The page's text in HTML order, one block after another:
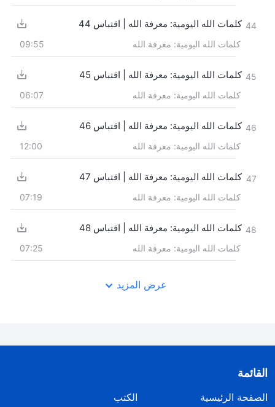
44 كلمات الله اليومية: معرفة الله | اقتباس 44
كلمات الله اليومية: معرفة الله 09:55
45 كلمات الله اليومية: معرفة الله | اقتباس 45
كلمات الله اليومية: معرفة الله 06:07
46 كلمات الله اليومية: معرفة الله | اقتباس 46
كلمات الله اليومية: معرفة الله 12:00
47 كلمات الله اليومية: معرفة الله | اقتباس 47
كلمات الله اليومية: معرفة الله 07:19
48 كلمات الله اليومية: معرفة الله | اقتباس 48
كلمات الله اليومية: معرفة الله 07:25
عرض المزيد
القائمة
الصفحة الرئيسية
الكتب